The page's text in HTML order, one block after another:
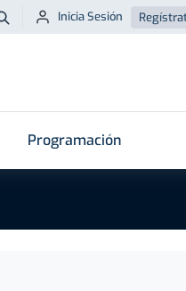
Buscar
Inicia Sesión
Programación